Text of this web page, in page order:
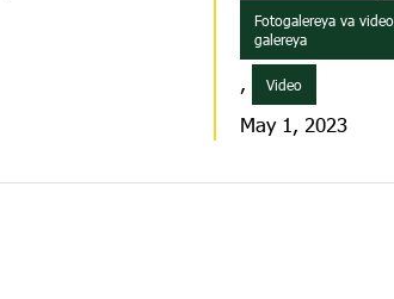
Fotogalereya va video
galereya
, Video
May 1, 2023